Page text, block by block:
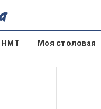
НМТ Моя столовая